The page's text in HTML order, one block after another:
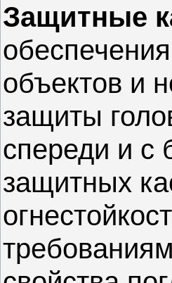
Защитные
объектов и
защиты
спереди и с
защитных